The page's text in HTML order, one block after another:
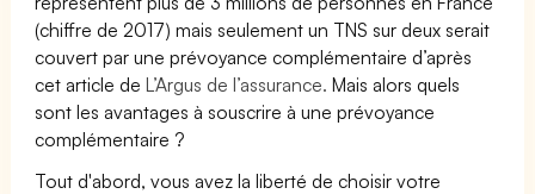
(chiffre de 2017) mais seulement un TNS sur deux serait
couvert par une prévoyance complémentaire d’après
cet article deL’Argus de l’assurance. Mais alors quels
sont les avantages à souscrire à une prévoyance
complémentaire ?
Tout d'abord, vous avez la liberté de choisir votre